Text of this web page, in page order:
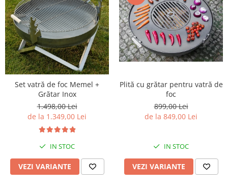
Set vatră de foc Memel +
Grătar Inox
1.498,00 Lei
de la 1.349,00 Lei
IN STOC
VEZI VARIANTE
Plită cu grătar pentru vatră de
foc
899,00 Lei
de la 849,00 Lei
IN STOC
VEZI VARIANTE